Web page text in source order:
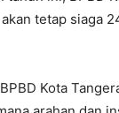
tetap siaga
Kota